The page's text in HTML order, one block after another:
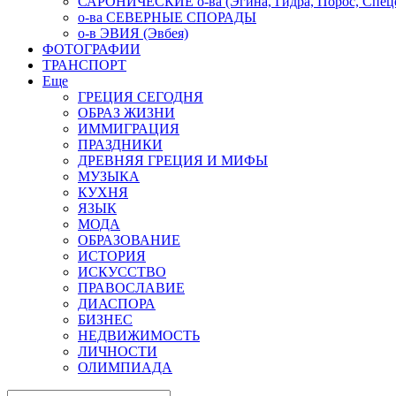
о-ва СЕВЕРНЫЕ СПОРАДЫ
о-в ЭВИЯ (Эвбея)
ФОТОГРАФИИ
ТРАНСПОРТ
Еще
ГРЕЦИЯ СЕГОДНЯ
ОБРАЗ ЖИЗНИ
ИММИГРАЦИЯ
ПРАЗДНИКИ
ДРЕВНЯЯ ГРЕЦИЯ И МИФЫ
МУЗЫКА
КУХНЯ
ЯЗЫК
МОДА
ОБРАЗОВАНИЕ
ИСТОРИЯ
ИСКУССТВО
ПРАВОСЛАВИЕ
ДИАСПОРА
БИЗНЕС
НЕДВИЖИМОСТЬ
ЛИЧНОСТИ
ОЛИМПИАДА